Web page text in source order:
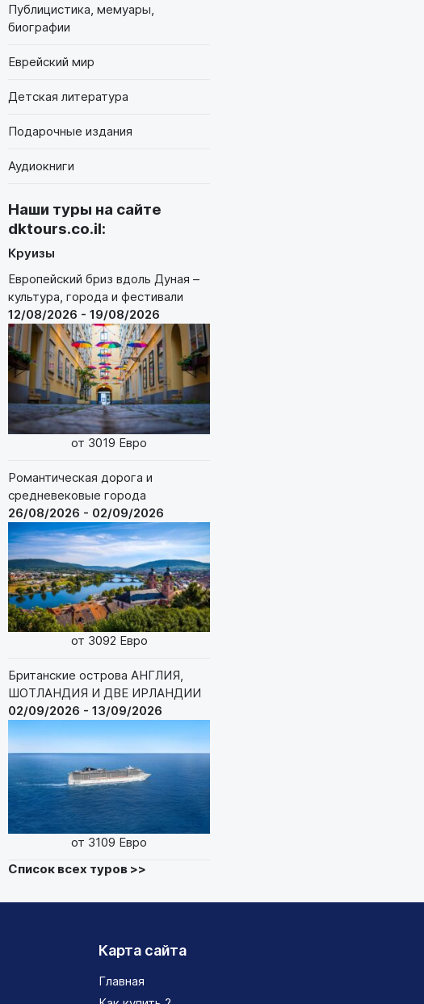
Публицистика, мемуары,
биографии
Еврейский мир
Детская литература
Подарочные издания
Аудиокниги
Наши туры на сайте
dktours.co.il:
Круизы
Европейский бриз вдоль Дуная –
культура, города и фестивали
12/08/2026 - 19/08/2026
от 3019 Евро
Романтическая дорога и
средневековые города
26/08/2026 - 02/09/2026
от 3092 Евро
Британские острова АНГЛИЯ,
ШОТЛАНДИЯ И ДВЕ ИРЛАНДИИ
02/09/2026 - 13/09/2026
от 3109 Евро
Список всех туров >>
Карта сайта
Главная